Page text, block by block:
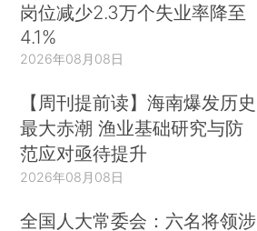
岗位减少2.3万个失业率降至
4.1%
2026年08月08日
【周刊提前读】海南爆发历史
最大赤潮 渔业基础研究与防
范应对亟待提升
2026年08月08日
全国人大常委会：六名将领涉